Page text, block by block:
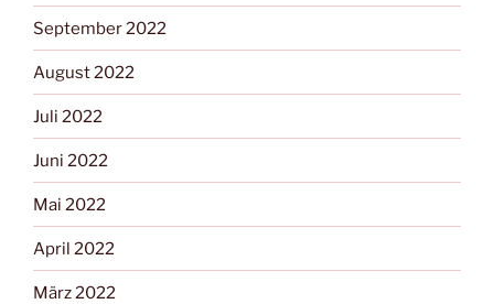
September 2022
August 2022
Juli 2022
Juni 2022
Mai 2022
April 2022
März 2022